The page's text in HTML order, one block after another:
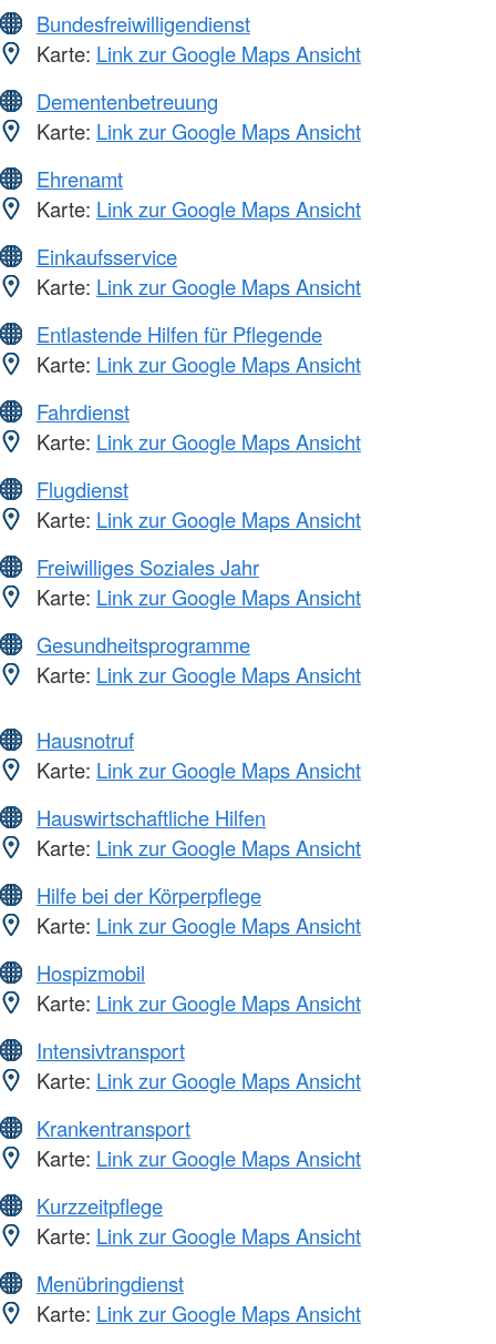
Bundesfreiwilligendienst
Karte: Link zur Google Maps Ansicht
Dementenbetreuung
Karte: Link zur Google Maps Ansicht
Ehrenamt
Karte: Link zur Google Maps Ansicht
Einkaufsservice
Karte: Link zur Google Maps Ansicht
Entlastende Hilfen für Pflegende
Karte: Link zur Google Maps Ansicht
Fahrdienst
Karte: Link zur Google Maps Ansicht
Flugdienst
Karte: Link zur Google Maps Ansicht
Freiwilliges Soziales Jahr
Karte: Link zur Google Maps Ansicht
Gesundheitsprogramme
Karte: Link zur Google Maps Ansicht
Hausnotruf
Karte: Link zur Google Maps Ansicht
Hauswirtschaftliche Hilfen
Karte: Link zur Google Maps Ansicht
Hilfe bei der Körperpflege
Karte: Link zur Google Maps Ansicht
Hospizmobil
Karte: Link zur Google Maps Ansicht
Intensivtransport
Karte: Link zur Google Maps Ansicht
Krankentransport
Karte: Link zur Google Maps Ansicht
Kurzzeitpflege
Karte: Link zur Google Maps Ansicht
Menübringdienst
Karte: Link zur Google Maps Ansicht